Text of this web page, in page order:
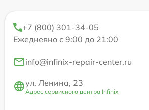
+7 (800) 301-34-05
Ежедневно с 9:00 до 21:00
info@infinix-repair-center.ru
ул. Ленина, 23
Адрес сервисного центра Infinix